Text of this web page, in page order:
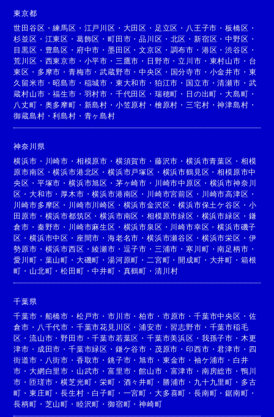
東京都
世田谷区 ・練馬区 ・ 江戸川区 ・ 大田区 ・ 足立区 ・ 八王子市 ・板橋区 ・
杉並区 ・ 江東区 ・ 葛飾区 ・町田市 ・品川区 ・ 北区 ・ 新宿区 ・中野区 ・
目黒区 ・ 豊島区 ・ 府中市 ・墨田区 ・文京区 ・ 調布市 ・ 港区 ・渋谷区 ・
荒川区 ・ 西東京市 ・ 小平市 ・ 三鷹市 ・ 日野市 ・立川市 ・ 東村山市 ・ 台
東区 ・ 多摩市 ・青梅市 ・武蔵野市 ・中央区 ・ 国分寺市 ・ 小金井市 ・ 東
久留米市 ・昭島市 ・ 稲城市 ・ 東大和市 ・ 狛江市 ・ 国立市 ・清瀬市 ・ 武
蔵村山市 ・福生市 ・ 羽村市 ・ 千代田区 ・ 瑞穂町 ・ 日の出町 ・大島町 ・
八丈町 ・ 奥多摩町 ・ 新島村 ・ 小笠原村 ・ 檜原村 ・ 三宅村 ・神津島村 ・
御蔵島村 ・利島村 ・ 青ヶ島村
神奈川県
横浜市 ・ 川崎市 ・ 相模原市 ・ 横須賀市 ・ 藤沢市 ・横浜市青葉区 ・ 相模
原市南区 ・横浜市港北区 ・横浜市戸塚区 ・ 横浜市鶴見区 ・相模原市中
央区 ・ 平塚市 ・横浜市旭区 ・ 茅ヶ崎市 ・ 川崎市中原区 ・ 横浜市神奈川
区 ・大和市 ・ 厚木市 ・横浜市港南区 ・ 川崎市宮前区 ・ 川崎市高津区 ・
川崎市多摩区 ・ 川崎市川崎区 ・ 横浜市金沢区 ・横浜市保土ケ谷区 ・ 小
田原市 ・ 横浜市都筑区 ・横浜市南区 ・相模原市緑区 ・ 横浜市緑区 ・ 鎌
倉市 ・ 秦野市 ・ 川崎市麻生区 ・ 横浜市泉区 ・ 川崎市幸区 ・横浜市磯子
区 ・横浜市中区 ・ 座間市 ・海老名市 ・横浜市瀬谷区 ・ 横浜市栄区 ・ 伊
勢原市 ・ 横浜市西区 ・綾瀬市 ・ 逗子市 ・ 三浦市 ・寒川町 ・南足柄市 ・
愛川町 ・ 葉山町 ・ 大磯町 ・湯河原町 ・ 二宮町 ・開成町 ・ 大井町 ・ 箱根
町 ・ 山北町 ・松田町 ・中井町 ・ 真鶴町 ・ 清川村
千葉県
千葉市 ・ 船橋市 ・ 松戸市 ・市川市 ・柏市 ・ 市原市 ・ 千葉市中央区 ・ 佐
倉市 ・ 八千代市 ・ 千葉市花見川区 ・浦安市 ・習志野市 ・ 千葉市稲毛
区 ・流山市 ・野田市 ・千葉市若葉区 ・千葉市美浜区 ・ 我孫子市 ・ 木更
津市 ・ 成田市 ・千葉市緑区 ・ 鎌ケ谷市 ・ 茂原市 ・印西市 ・君津市 ・ 四
街道市 ・ 八街市 ・ 香取市 ・銚子市 ・旭市 ・ 東金市 ・ 袖ケ浦市 ・ 白井
市 ・大網白里市 ・ 山武市 ・富里市 ・館山市 ・ 富津市 ・ 南房総市 ・ 鴨川
市 ・匝瑳市 ・横芝光町 ・栄町 ・ 酒々井町 ・ 勝浦市 ・ 九十九里町 ・ 多古
町 ・東庄町 ・長生村 ・ 白子町 ・ 一宮町 ・ 大多喜町 ・ 長南町 ・鋸南町 ・
長柄町 ・ 芝山町 ・ 睦沢町 ・御宿町 ・神崎町